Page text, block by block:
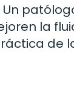
la
de